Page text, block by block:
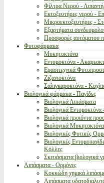
Φίλτρα Νερού -
Εκτοξευτήρες νερού -
Μικροεκτοξευτήρες -
Εξαρτήματα
Προσφορές αυτόματου
Φυτοφάρμακα
Μυκητοκτόνα
Εντομοκτόνα -
Ερασιτεχνικά
Ζιζανιοκτόνα
Σαλιγκαροκτόνα -
Βιολογικά φάρμακα - Παγίδες
Βιολογικά Λιπάσματα
Βιολογικά
Βιολογικά προιόντα
Βιολογικά Μυκητοκτόνα
Βιολογικές Φυτικές
Βιολογικές
Κόλλες
Σκευάσματα βιολογικά
Λιπάσματα - Ορμόνες
Κοκκώδη χημικά
Λιπάσματα